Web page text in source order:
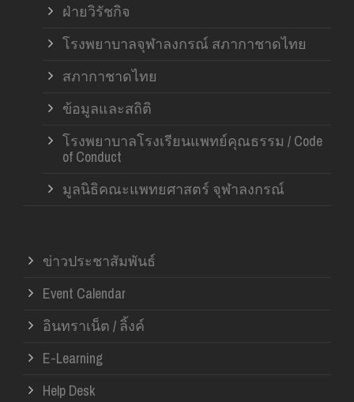
ฝ่ายวิรัชกิจ
โรงพยาบาลจุฬาลงกรณ์ สภากาชาดไทย
สภากาชาดไทย
ข้อมูลและสถิติ
โรงพยาบาลโรงเรียนแพทย์คุณธรรม / Code
of Conduct
มูลนิธิคณะแพทยศาสตร์ จุฬาลงกรณ์
ข่าวประชาสัมพันธ์
Event Calendar
อินทราเน็ต / ลิ้งค์
E-Learning
Help Desk